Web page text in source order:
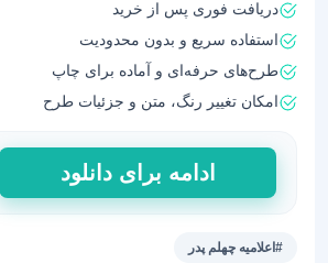
دریافت فوری پس از خرید
استفاده سریع و بدون محدودیت
طرح‌های حرفه‌ای و آماده برای چاپ
امکان تغییر رنگ، متن و جزئیات طرح
اعلامیه
چهلمین
روز
درگذشت
ادامه برای دانلود
#اعلامیه چهلم پدر